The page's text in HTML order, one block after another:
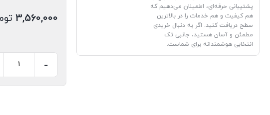
پشتیبانی حرفه‌ای، اطمینان می‌دهیم که
هم کیفیت و هم خدمات را در بالاترین
سطح دریافت کنید. اگر به دنبال خریدی
مطمئن و آسان هستید، جانبی تک
انتخابی هوشمندانه برای شماست.
3,560,000
بی
-